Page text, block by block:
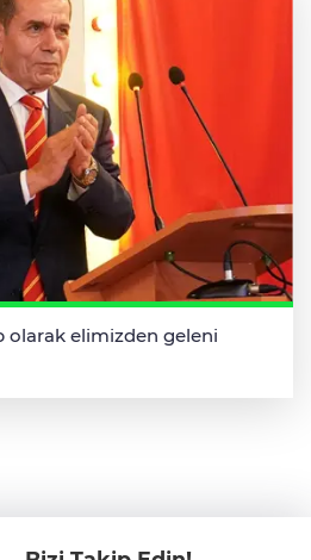
olarak elimizden geleni